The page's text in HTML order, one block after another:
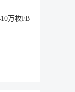
万枚FB